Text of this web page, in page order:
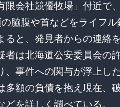
限会社競優牧場」付近で
脇腹や首などをライフ
と、発見者からの連絡
者は北海道公安委員会の
、事件への関与が浮上した
額の負債を抱え現在、
どを詳しく調べている。